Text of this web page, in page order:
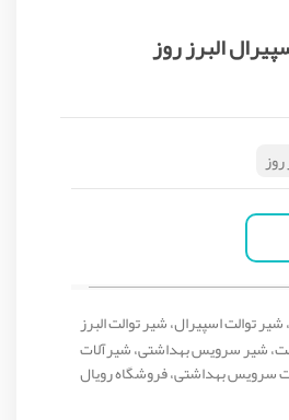
البرز روز
توالت اسپیرال، شیر توالت البرز
شیر سرویس بهداشتی، شیرآلات
سرویس بهداشتی، فروشگاه رویال